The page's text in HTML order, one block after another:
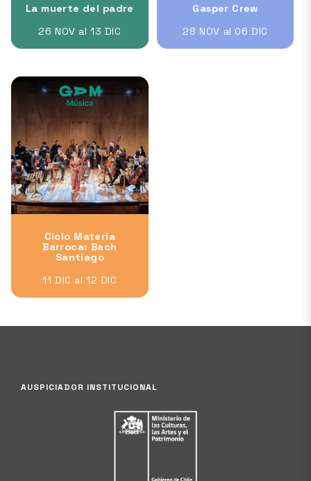
La muerte del padre
26 NOV al 13 DIC
Gasper Crew
28 NOV al 06 DIC
Ciclo Materia
Barroca: Bach
Santiago
11 DIC al 12 DIC
AUSPICIADOR INSTITUCIONAL